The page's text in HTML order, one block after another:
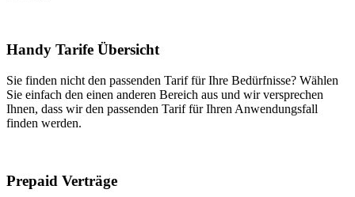
Handy Tarife Übersicht
Sie finden nicht den passenden Tarif für Ihre Bedürfnisse? Wählen
Sie einfach den einen anderen Bereich aus und wir versprechen
Ihnen, dass wir den passenden Tarif für Ihren Anwendungsfall
finden werden.
Prepaid Verträge